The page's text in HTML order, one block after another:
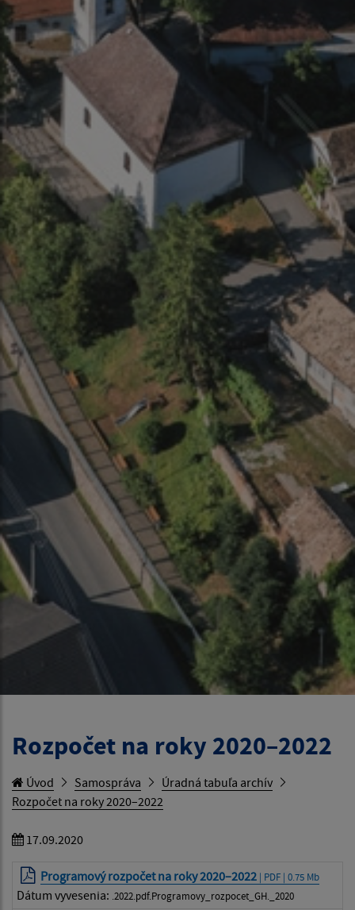
Rozpočet na roky 2020–2022
Úvod Samospráva
Úradná tabuľa archív
Rozpočet na roky 2020–2022
17.09.2020
Programový rozpočet na roky 2020–2022 | PDF | 0.75 Mb
Dátum vyvesenia: .2022.pdf.Programovy_rozpocet_GH._2020